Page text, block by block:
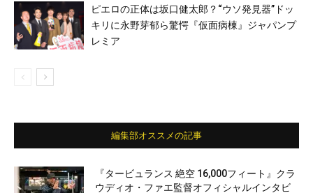
ピエロの正体は坂口健太郎？“ウソ発見器”ドッ
キリに永野芽郁ら驚愕『仮面病棟』ジャパンプ
レミア
編集部オススメの記事
『タービュランス 絶空 16,000フィート』クラ
ウディオ・ファエ監督オフィシャルインタビ